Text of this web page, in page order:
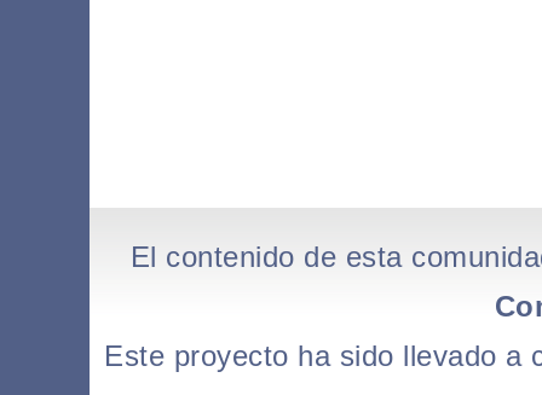
El contenido de esta
Este proyecto ha sido llevado